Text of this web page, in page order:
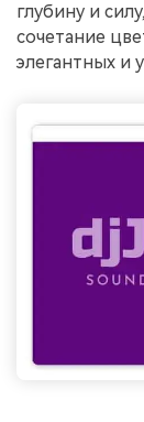
глубину и
сочетание
элегантных и